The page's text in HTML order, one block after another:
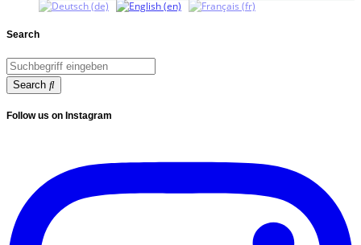
Search
Search
Follow us on Instagram